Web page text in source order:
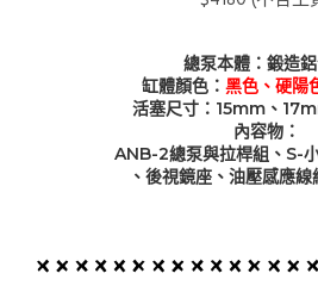
總泵本體：鍛造
缸體顏色： 黑色、硬陽
活塞尺寸：15mm、
內容物：
ANB-2總泵與拉桿組、S-
、後視鏡座、油壓感應